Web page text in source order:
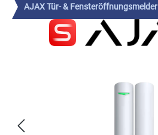
AJAX Tür- & Fensteröffnungsmelder